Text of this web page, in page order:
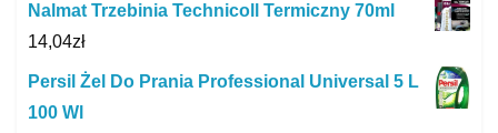
Nalmat Trzebinia Technicoll Termiczny 70ml
14,04zł
Persil Żel Do Prania Professional Universal 5 L
100 Wl